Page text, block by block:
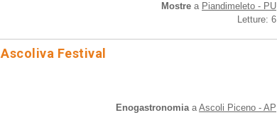
Mostre a Piandimeleto - PU
Letture: 6
Ascoliva Festival
EnogastronomiaaAscoli Piceno - AP